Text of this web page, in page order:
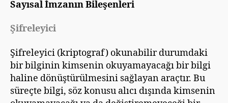
Sayısal İmzanın Bileşenleri
Şifreleyici
Şifreleyici (kriptograf) okunabilir durumdaki
bir bilginin kimsenin okuyamayacağı bir bilgi
haline dönüştürülmesini sağlayan araçtır. Bu
süreçte bilgi, söz konusu alıcı dışında kimsenin